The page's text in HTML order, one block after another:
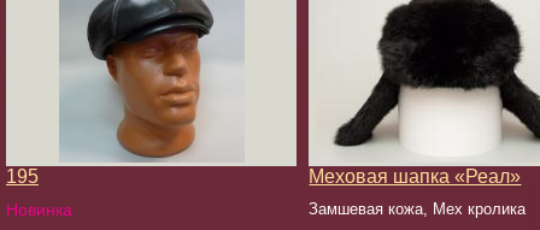
195
Новинка
Меховая шапка «Реал»
Замшевая кожа, Мех кролика